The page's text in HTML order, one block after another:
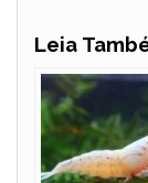
Leia